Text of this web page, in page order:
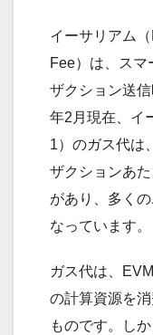
イーサリアム
Fee）は、スマ
ザクション送
年2月現在、イ
1）のガス代は
ザクションあ
があり、多く
なっています。
ガス代は、
の計算資源を
ものです。し